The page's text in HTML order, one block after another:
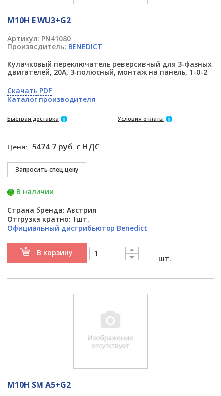
M10H E WU3+G2
Артикул: PN41080
Производитель: BENEDICT
Кулачковый переключатель реверсивный для 3-фазных
двигателей, 20А, 3-полюсный, монтаж на панель, 1-0-2
Скачать PDF
Каталог производителя
Быстрая доставка Условия оплаты
Цена: 5474.7 руб. с НДС
В наличии
Страна бренда: Австрия
Отгрузка кратно: 1шт.
Официальный дистрибьютор Benedict
В корзину
шт.
M10H SM A5+G2